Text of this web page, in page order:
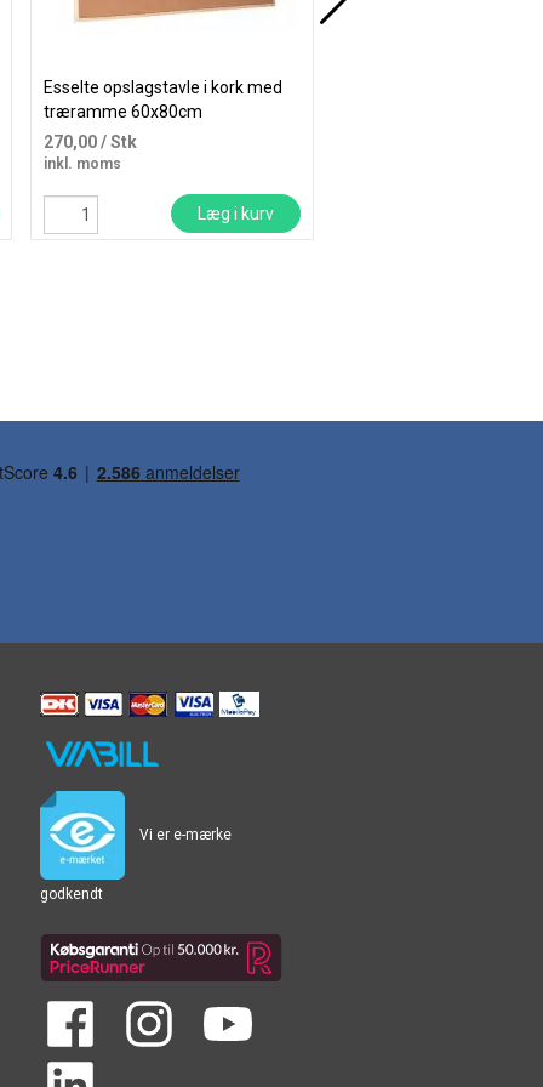
Esselte opslagstavle i kork med
træramme 60x80cm
270,00/ Stk
inkl. moms
Læg i kurv
Vi er e-mærke
godkendt